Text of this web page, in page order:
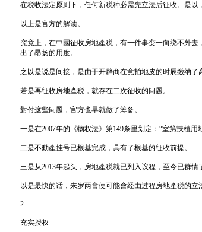
在税收法定原则下，任何新税种必需先立法后征收。是以
以上是官方的解读。
究竟上，在中國征收房地產税，有一件事变一向绕不外
出了昂扬的用度。
之以是说是间接，是由于开辟商在竞拍地皮的时辰缴纳
若是再征收房地產税，就存在二次征收的问题。
對付这些问题，官方也早就做了筹备。
一是在2007年的《物权法》第149条里划定：“室第扶植用
二是不動產挂号已根基完成，具有了根基的征收前提。
三是从2013年起头，房地產税就已列入议程，至今已群情
以是最快的话，来岁两會便可能會经由过程房地產税的立
2.
充实授权